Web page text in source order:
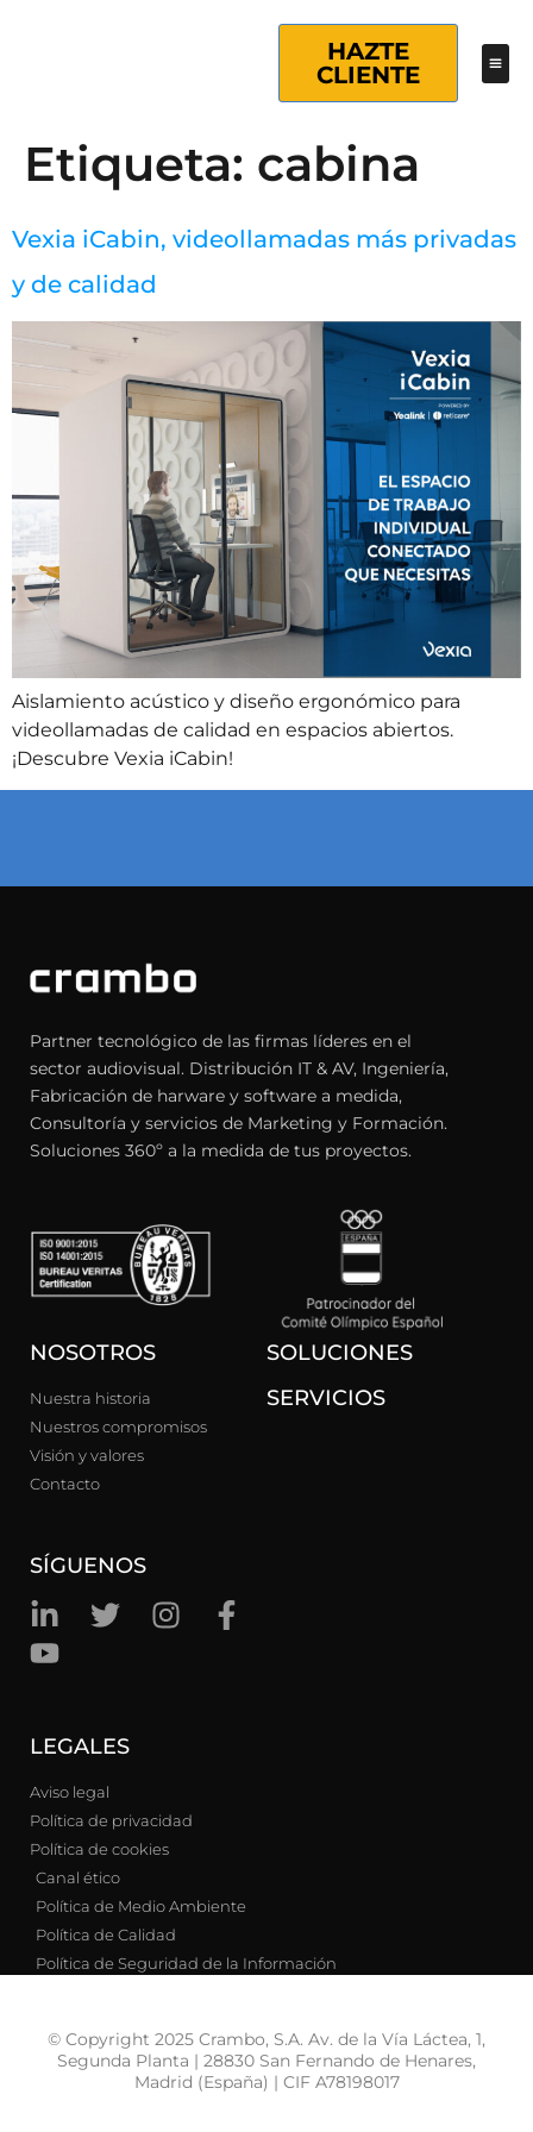
HAZTE
CLIENTE
Etiqueta: cabina
Vexia iCabin, videollamadas más privadas
y de calidad
Aislamiento acústico y diseño ergonómico para
videollamadas de calidad en espacios abiertos.
¡Descubre Vexia iCabin!
Partner tecnológico de las firmas líderes en el
sector audiovisual. Distribución IT & AV, Ingeniería,
Fabricación de harware y software a medida,
Consultoría y servicios de Marketing y Formación.
Soluciones 360º a la medida de tus proyectos.
NOSOTROS
Nuestra historia
Nuestros compromisos
Visión y valores
Contacto
SÍGUENOS
SOLUCIONES
SERVICIOS
LEGALES
Aviso legal
Política de privacidad
Política de cookies
Canal ético
Política de Medio Ambiente
Política de Calidad
Política de Seguridad de la Información
© Copyright 2025 Crambo, S.A. Av. de la Vía Láctea, 1,
Segunda Planta | 28830 San Fernando de Henares,
Madrid (España) | CIF A78198017